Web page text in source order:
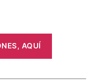
AQUÍ